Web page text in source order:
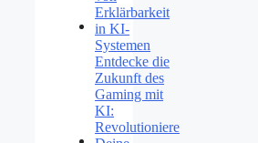
Erklärbarkeit
in KI-
Systemen
Entdecke die
Zukunft des
Gaming mit
KI:
Revolutioniere